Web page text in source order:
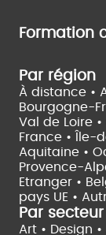
Formation
Par région
À distance •
Bourgogne-
Val de Loire •
France •
Île-
Aquitaine •
Provence-
Etranger •
pays UE •
Par
Art • Design